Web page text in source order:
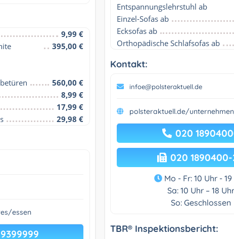
9,99 €
395,00 €
560,00 €
8,99 €
17,99 €
29,98 €
essen
Entspannungslehrstuhl ab
Einzel-Sofas ab
Ecksofas ab
Orthopädische Schlafsofas ab
Kontakt:
infoe@polsteraktuell.de
polsteraktuell.de/
020
020
Mo - Fr: 10 Uhr -
Sa: 10 Uhr – 18 Uhr
So: Geschlossen
TBR® Inspektionsbericht: